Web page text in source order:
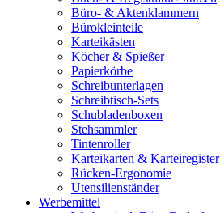
Büro- & Aktenklammern
Bürokleinteile
Karteikästen
Köcher & Spießer
Papierkörbe
Schreibunterlagen
Schreibtisch-Sets
Schubladenboxen
Stehsammler
Tintenroller
Karteikarten & Karteiregister
Rücken-Ergonomie
Utensilienständer
Werbemittel